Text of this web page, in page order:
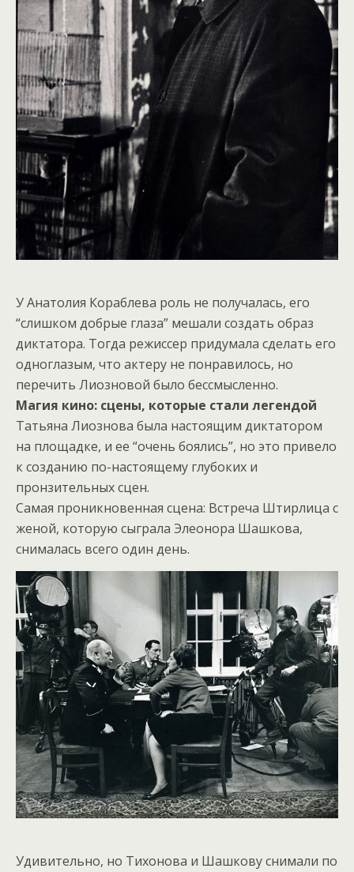
У Анатолия Кораблева роль не получалась, его
“слишком добрые глаза” мешали создать образ
диктатора. Тогда режиссер придумала сделать его
одноглазым, что актеру не понравилось, но
перечить Лиозновой было бессмысленно.
Магия кино: сцены, которые стали легендой
Татьяна Лиознова была настоящим диктатором
на площадке, и ее “очень боялись”, но это привело
к созданию по-настоящему глубоких и
пронзительных сцен.
Самая проникновенная сцена: Встреча Штирлица с
женой, которую сыграла Элеонора Шашкова,
снималась всего один день.
Удивительно, но Тихонова и Шашкову снимали по